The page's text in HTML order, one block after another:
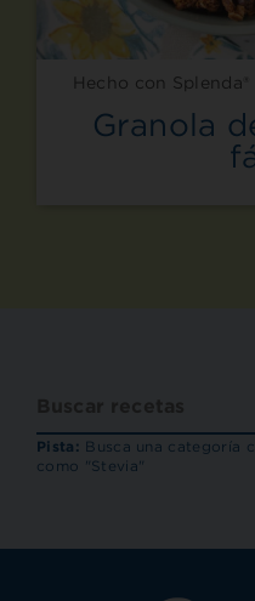
Hecho con
Granola
Pista: Busca una categoría
como "Stevia"